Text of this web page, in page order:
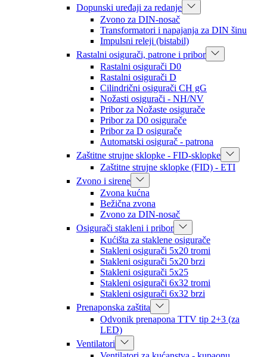
Dopunski uređaji za redanje
Zvono za DIN-nosač
Transformatori i napajanja za DIN šinu
Impulsni releji (bistabil)
Rastalni osigurači, patrone i pribor
Rastalni osigurači D0
Rastalni osigurači D
Cilindrični osigurači CH gG
Nožasti osigurači - NH/NV
Pribor za Nožaste osigurače
Pribor za D0 osigurače
Pribor za D osigurače
Automatski osigurač - patrona
Zaštitne strujne sklopke - FID-sklopke
Zaštitne strujne sklopke (FID) - ETI
Zvono i sirene
Zvona kućna
Bežična zvona
Zvono za DIN-nosač
Osigurači stakleni i pribor
Kućišta za staklene osigurače
Stakleni osigurači 5x20 tromi
Stakleni osigurači 5x20 brzi
Stakleni osigurači 5x25
Stakleni osigurači 6x32 tromi
Stakleni osigurači 6x32 brzi
Prenaponska zaštita
Odvonik prenapona TTV tip 2+3 (za
LED)
Ventilatori